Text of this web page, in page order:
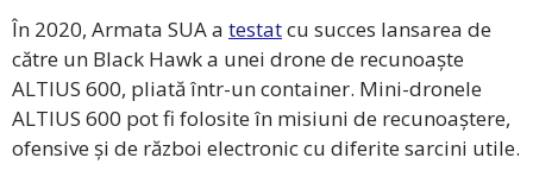
În 2020, Armata SUA a testatcu succes lansarea de
către un Black Hawk a unei drone de recunoaște
ALTIUS 600, pliată într-un container. Mini-dronele
ALTIUS 600 pot fi folosite în misiuni de recunoaștere,
ofensive și de război electronic cu diferite sarcini utile.